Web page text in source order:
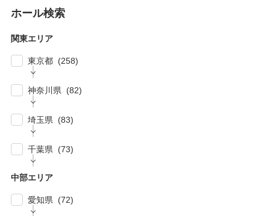
ホール検索
関東エリア
東京都 (258)
| … 新宿区・渋谷区 (39)
| … 品川区・大田区 (10)
| … 目黒区・世田谷区 (21)
| … 中野区・杉並区 (13)
神奈川県 (82)
| … 横浜市 (44)
| … 相模原市・茅ヶ崎市・平塚市 (5)
| … 厚木市・小田原市・町田市・大和市・海老
埼玉県 (83)
| … 春日部市・富士見市・ふじみ野市 (4)
| … 比企郡・入間郡・入間市・秩父市・秩父
千葉県 (73)
| … 千葉市・船橋市・松戸市 (21)
| … 浦安市・市原市・八千代市・佐倉市 (14)
中部エリア
愛知県 (72)